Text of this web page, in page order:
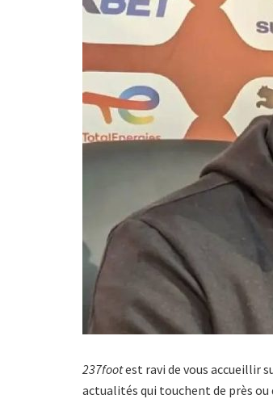
237footest ravi de vous accueillir
actualités qui touchent de près